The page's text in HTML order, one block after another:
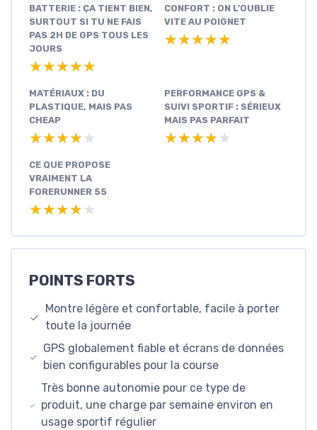
BATTERIE : ÇA TIENT BIEN,
SURTOUT SI TU NE FAIS
PAS 2H DE GPS TOUS LES
JOURS
★★★★★
★★★★★
CONFORT : ON L’OUBLIE
VITE AU POIGNET
★★★★★
★★★★★
MATÉRIAUX : DU
PLASTIQUE, MAIS PAS
CHEAP
★★★★★
★★★★★
PERFORMANCE GPS &
SUIVI SPORTIF : SÉRIEUX
MAIS PAS PARFAIT
★★★★★
★★★★★
CE QUE PROPOSE
VRAIMENT LA
FORERUNNER 55
★★★★★
★★★★★
POINTS FORTS
Montre légère et confortable, facile à porter
toute la journée
GPS globalement fiable et écrans de données
bien configurables pour la course
Très bonne autonomie pour ce type de
produit, une charge par semaine environ en
usage sportif régulier